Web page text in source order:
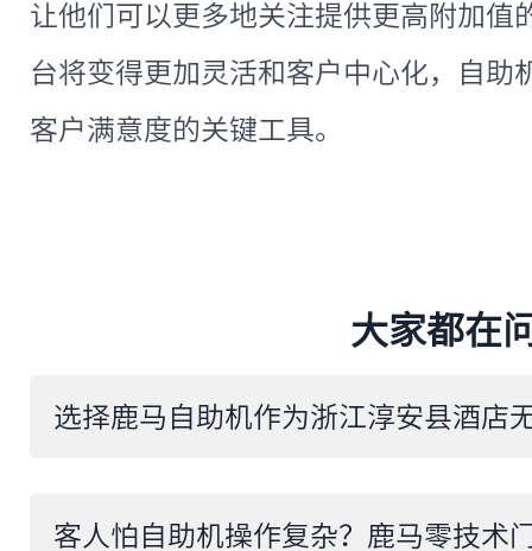
让他们可以更多地关注提供更高附加值
台将变得更加灵活和客户中心化，自助
客户满意度的关键工具。
大家都在
客人怕自助机操作复杂？鹿马零技术